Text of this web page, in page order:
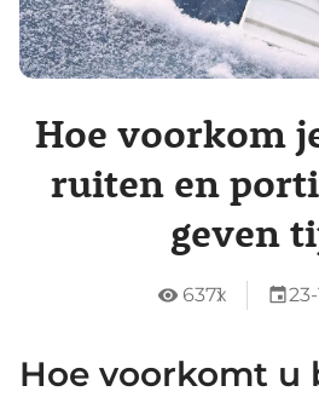
Hoe voorkom
ruiten en
geven
6371x
Hoe voorkomt u